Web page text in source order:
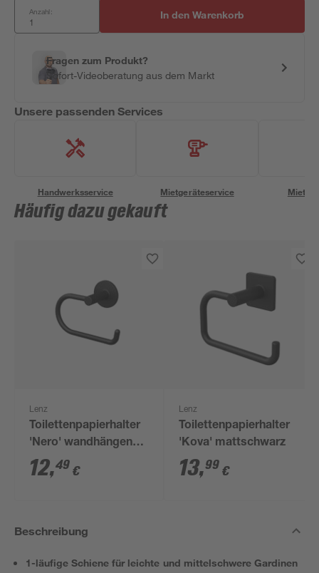
Anzahl: In den Warenkorb
Fragen zum Produkt?
Sofort-Videoberatung aus dem Markt
Unsere passenden Services
Handwerksservice Mietgeräteservice
Häufig dazu gekauft
Lenz
Toilettenpapierhalter
'Nero' wandhängend
schwarz
12,49 €
Lenz
Toilettenpapierhalter
'Kova' mattschwarz
13,99 €
Beschreibung
1-läufige Schiene für leichte und mittelschwere Gardinen